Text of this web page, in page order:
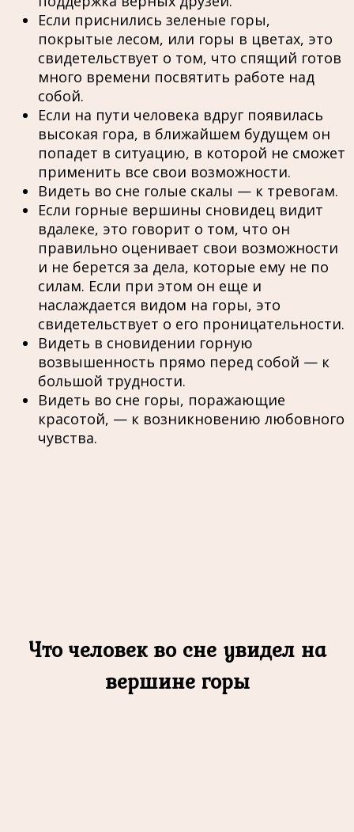
Если приснились зеленые горы,
покрытые лесом, или горы в цветах, это
свидетельствует о том, что спящий готов
много времени посвятить работе над
собой.
Если на пути человека вдруг появилась
высокая гора, в ближайшем будущем он
попадет в ситуацию, в которой не сможет
применить все свои возможности.
Видеть во сне голые скалы — к тревогам.
Если горные вершины сновидец видит
вдалеке, это говорит о том, что он
правильно оценивает свои возможности
и не берется за дела, которые ему не по
силам. Если при этом он еще и
наслаждается видом на горы, это
свидетельствует о его проницательности.
Видеть в сновидении горную
возвышенность прямо перед собой — к
большой трудности.
Видеть во сне горы, поражающие
красотой, — к возникновению любовного
чувства.
Что человек во сне увидел на
вершине горы